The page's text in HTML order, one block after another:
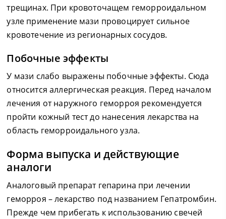
трещинах. При кровоточащем геморроидальном
узле применение мази провоцирует сильное
кровотечение из регионарных сосудов.
Побочные эффекты
У мази слабо выражены побочные эффекты. Сюда
относится аллергическая реакция. Перед началом
лечения от наружного геморроя рекомендуется
пройти кожный тест до нанесения лекарства на
область геморроидального узла.
Форма выпуска и действующие
аналоги
Аналоговый препарат гепарина при лечении
геморроя – лекарство под названием Гепатромбин.
Прежде чем прибегать к использованию свечей